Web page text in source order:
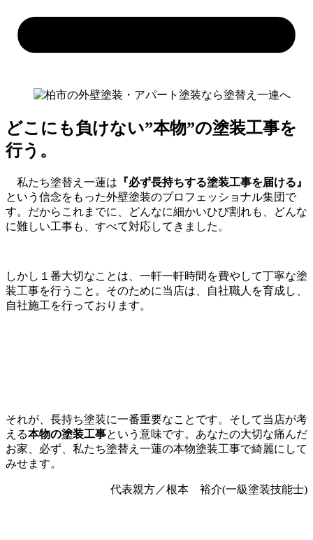
どこにも負けない”本物”の塗装工事を
行う 。
私たち塗替え一蓮は 『必ず長持ちする塗装工事を届ける』
という信念をもった外壁塗装のプロフェッショナル集団で
す。だからこれまでに、どんなに細かいひび割れも、どんな
に難しい工事も、すべて対応してきました。
しかし１番大切なことは、一軒一軒時間を費やして丁寧な塗
装工事を行うこと。そのために当店は、自社職人を育成し、
自社施工を行っております。
それが、長持ち塗装に一番重要なことです。そして当店が考
える本物の塗装工事という意味です。あなたの大切な痛んだ
お家、必ず、私たち塗替え一蓮の本物塗装工事で綺麗にして
みせます。
代表親方／根本 裕介(一級塗装技能士)